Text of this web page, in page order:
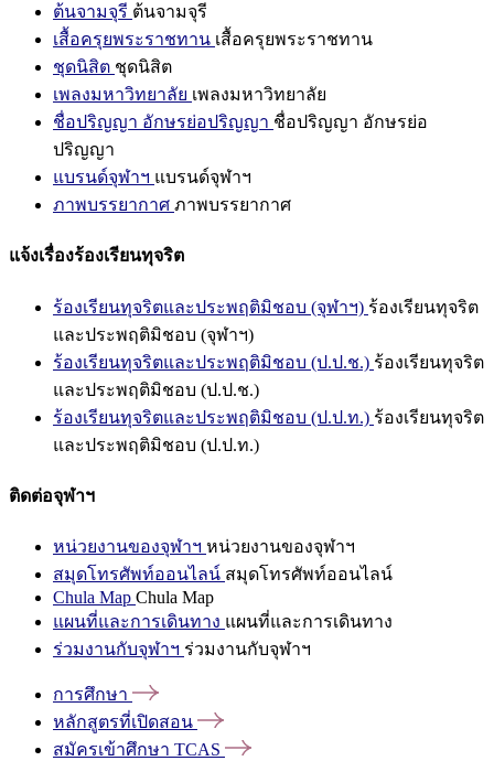
ต้นจามจุรี ต้นจามจุรี
เสื้อครุยพระราชทาน เสื้อครุยพระราชทาน
ชุดนิสิต ชุดนิสิต
เพลงมหาวิทยาลัย เพลงมหาวิทยาลัย
ชื่อปริญญา อักษรย่อปริญญา ชื่อปริญญา อักษรย่อ
ปริญญา
แบรนด์จุฬาฯ แบรนด์จุฬาฯ
ภาพบรรยากาศ ภาพบรรยากาศ
แจ้งเรื่องร้องเรียนทุจริต
ร้องเรียนทุจริตและประพฤติมิชอบ (จุฬาฯ) ร้องเรียนทุจริต
และประพฤติมิชอบ (จุฬาฯ)
ร้องเรียนทุจริตและประพฤติมิชอบ (ป.ป.ช.) ร้องเรียนทุจริต
และประพฤติมิชอบ (ป.ป.ช.)
ร้องเรียนทุจริตและประพฤติมิชอบ (ป.ป.ท.) ร้องเรียนทุจริต
และประพฤติมิชอบ (ป.ป.ท.)
ติดต่อจุฬาฯ
หน่วยงานของจุฬาฯ หน่วยงานของจุฬาฯ
สมุดโทรศัพท์ออนไลน์ สมุดโทรศัพท์ออนไลน์
Chula Map Chula Map
แผนที่และการเดินทาง แผนที่และการเดินทาง
ร่วมงานกับจุฬาฯ ร่วมงานกับจุฬาฯ
การศึกษา
หลักสูตรที่เปิดสอน
สมัครเข้าศึกษา TCAS